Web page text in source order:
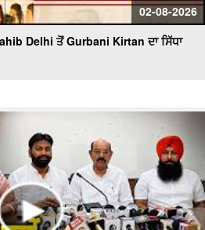
02-08-2026
Delhi ਤੋਂ Gurbani Kirtan ਦਾ ਸਿੱਧਾ